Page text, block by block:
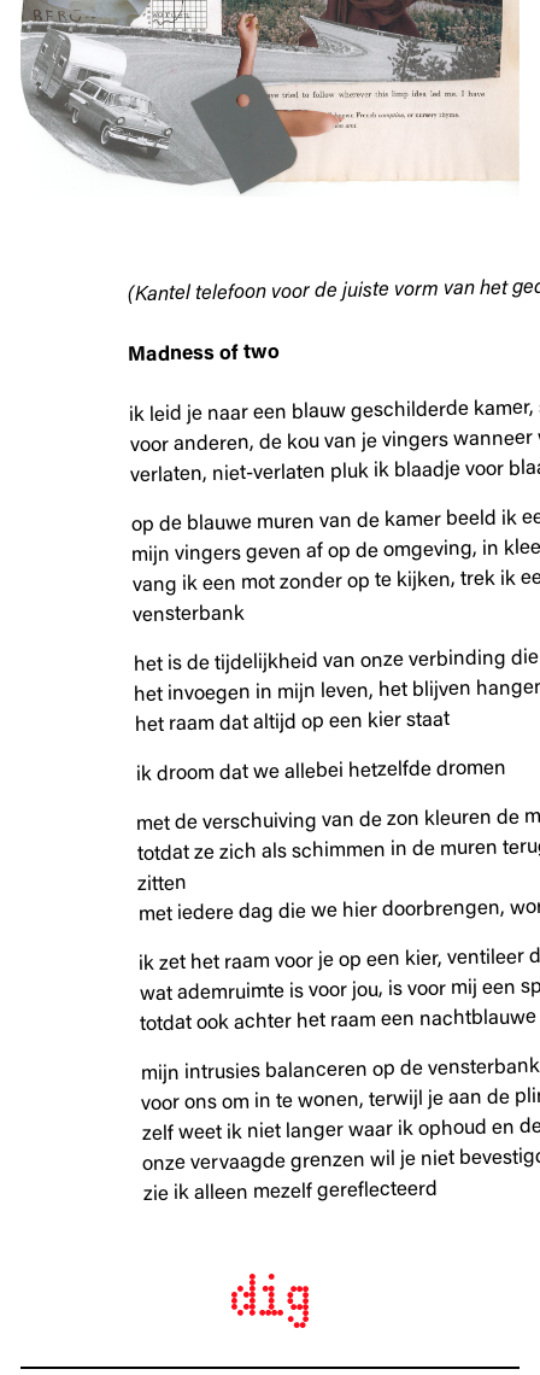
(Kantel telefoon voor de juiste vorm van het
Madness of two
ik leid je naar een blauw geschilderde
voor anderen, de kou van je vingers
verlaten, niet-verlaten pluk ik blaadje voor
op de blauwe muren van de kamer beeld ik
mijn vingers geven af op de omgeving, in
vang ik een mot zonder op te kijken, trek ik
vensterbank
het is de tijdelijkheid van onze verbinding
het invoegen in mijn leven, het blijven
het raam dat altijd op een kier staat
ik droom dat we allebei hetzelfde dromen
met de verschuiving van de zon kleuren de
totdat ze zich als schimmen in de muren
zitten
met iedere dag die we hier doorbrengen,
ik zet het raam voor je op een kier, ventileer
wat ademruimte is voor jou, is voor mij een
totdat ook achter het raam een
mijn intrusies balanceren op de
voor ons om in te wonen, terwijl je aan de
zelf weet ik niet langer waar ik ophoud en
onze vervaagde grenzen wil je niet
zie ik alleen mezelf gereflecteerd